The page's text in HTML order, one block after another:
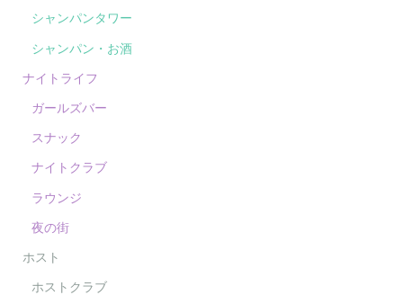
シャンパンタワー
シャンパン・お酒
ナイトライフ
ガールズバー
スナック
ナイトクラブ
ラウンジ
夜の街
ホスト
ホストクラブ